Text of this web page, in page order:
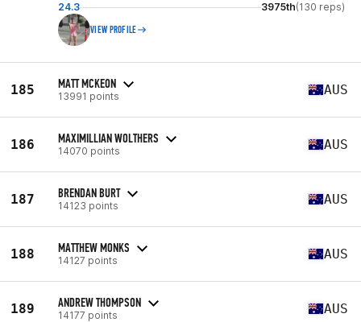
24.3
3975th(130 reps)
VIEW PROFILE
185 MATT MCKEON
13991 points AUS
186 MAXIMILLIAN WOLTHERS
14070 points AUS
187 BRENDAN BURT
14123 points AUS
188 MATTHEW MONKS
14127 points AUS
189 ANDREW THOMPSON
14177 points AUS